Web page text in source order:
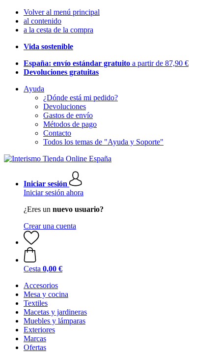
Volver al menú principal
al contenido
a la cesta de la compra
Vida sostenible
España: envío estándar gratuito a partir de 87,90 €
Devoluciones gratuitas
Ayuda
¿Dónde está mi pedido?
Devoluciones
Gastos de envío
Métodos de pago
Contacto
Todos los temas de "Ayuda y Soporte"
Iniciar sesión
Iniciar sesión ahora
¿Eres un nuevo usuario?
Crear una cuenta
Cesta 0,00 €
Accesorios
Mesa y cocina
Textiles
Macetas y jardineras
Muebles y lámparas
Exteriores
Marcas
Ofertas